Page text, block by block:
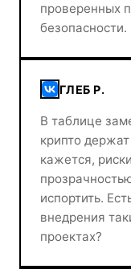
проверенных
безопасности.
ГЛЕБ Р.
В таблице
крипто
кажется,
испортить.
внедрения
проектах?